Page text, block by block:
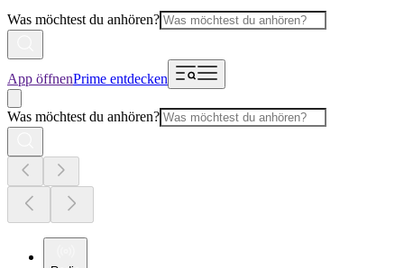
Was möchtest du anhören?
App öffnenPrime entdecken
Was möchtest du anhören?